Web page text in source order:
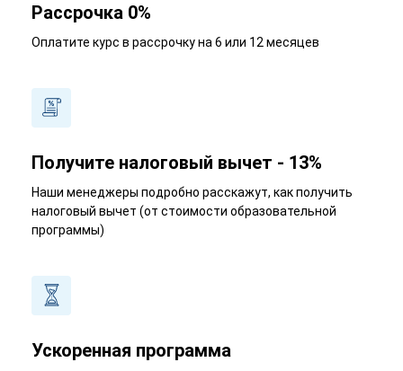
Рассрочка 0%
Оплатите курс в рассрочку на 6 или 12 месяцев
Получите налоговый вычет - 13%
Наши менеджеры подробно расскажут, как получить
налоговый вычет (от стоимости образовательной
программы)
Ускоренная программа